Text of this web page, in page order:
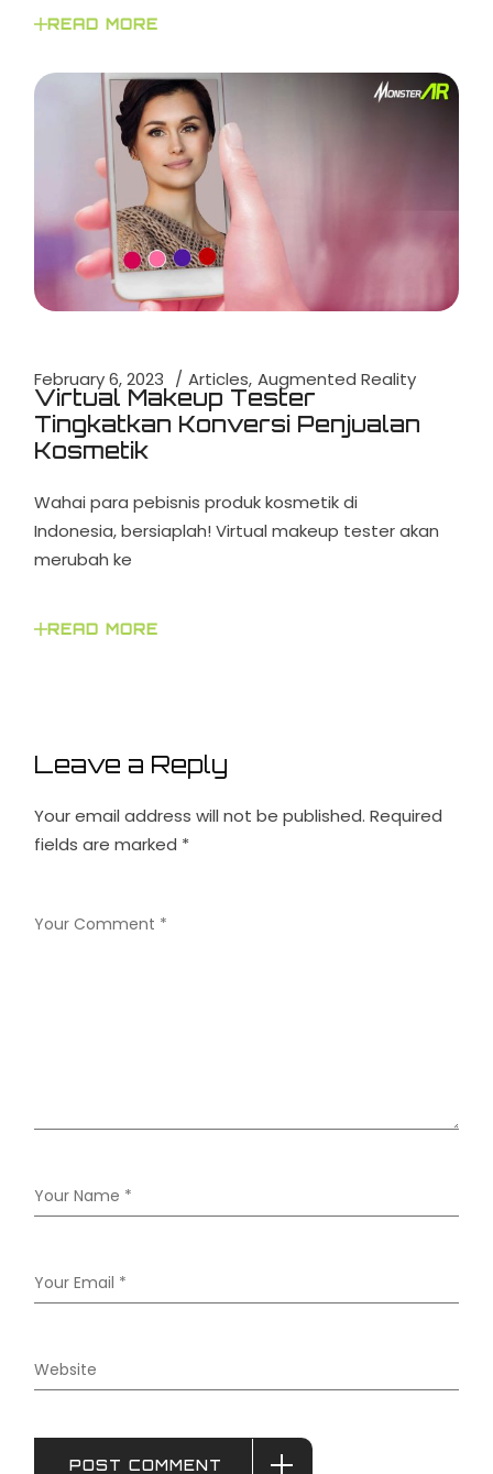
READ MORE
February 6, 2023 Articles Augmented Reality
Virtual Makeup Tester
Tingkatkan Konversi Penjualan
Kosmetik
Wahai para pebisnis produk kosmetik di
Indonesia, bersiaplah! Virtual makeup tester akan
merubah ke
READ MORE
Leave a Reply
Your email address will not be published. Required
fields are marked *
POST COMMENT